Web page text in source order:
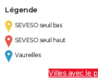
Légende
SEVESO seuil bas
SEVESO seuil haut
Vaureilles
Villes avec le